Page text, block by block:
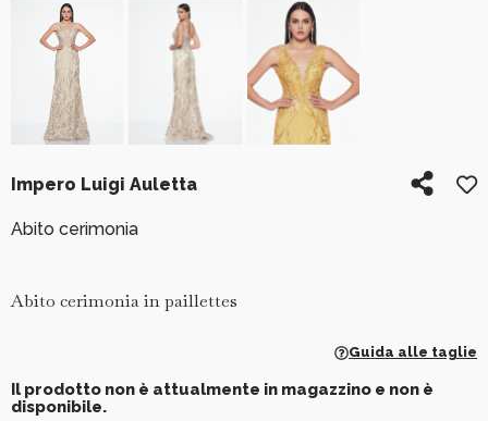
Impero Luigi Auletta
Abito cerimonia
Abito cerimonia in paillettes
Guida alle taglie
Il prodotto non è attualmente in magazzino e non è
disponibile.